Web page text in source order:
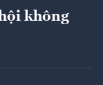
không